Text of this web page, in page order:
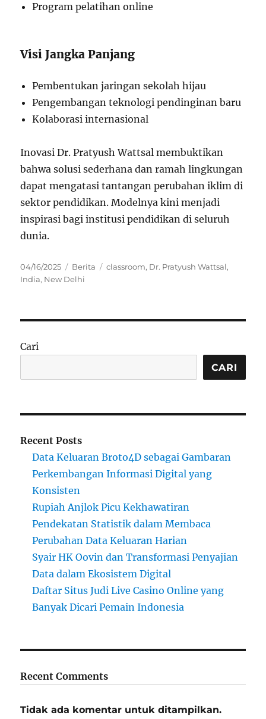
Program pelatihan online
Visi Jangka Panjang
Pembentukan jaringan sekolah hijau
Pengembangan teknologi pendinginan baru
Kolaborasi internasional
Inovasi Dr. Pratyush Wattsal membuktikan
bahwa solusi sederhana dan ramah lingkungan
dapat mengatasi tantangan perubahan iklim di
sektor pendidikan. Modelnya kini menjadi
inspirasi bagi institusi pendidikan di seluruh
dunia.
Posted
on
04/16/2025 Categories
Berita Tags
classroom, Dr. Pratyush Wattsal,
India, New Delhi
Cari
CARI
Recent Posts
Data Keluaran Broto4D sebagai Gambaran
Perkembangan Informasi Digital yang
Konsisten
Rupiah Anjlok Picu Kekhawatiran
Pendekatan Statistik dalam Membaca
Perubahan Data Keluaran Harian
Syair HK Oovin dan Transformasi Penyajian
Data dalam Ekosistem Digital
Daftar Situs Judi Live Casino Online yang
Banyak Dicari Pemain Indonesia
Recent Comments
Tidak ada komentar untuk ditampilkan.